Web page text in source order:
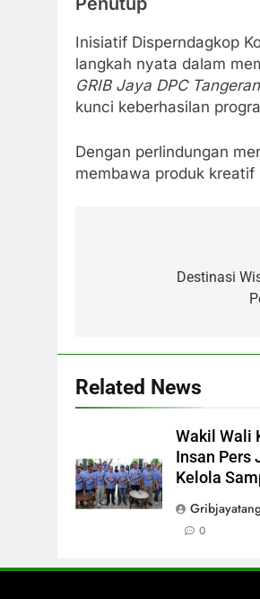
Inisiatif Disperndagkop
langkah nyata dalam
GRIB Jaya DPC
kunci keberhasilan
Dengan perlindungan
membawa produk
navigationDestinasi
Related News
Wakil Wali
Insan Pers
Kelola
0